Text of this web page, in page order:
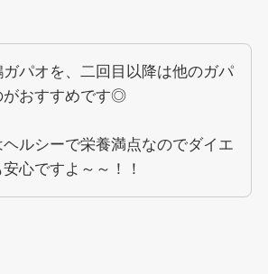
パオを、二回目以降は他のガパ
がおすすめです◎
ルシーで栄養満点なのでダイエ
心ですよ～～！！